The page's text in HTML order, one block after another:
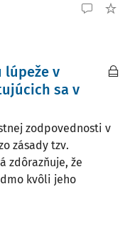
lúpeže v
sa v
zodpovednosti v
zásady tzv.
zdôrazňuje, že
kvôli jeho